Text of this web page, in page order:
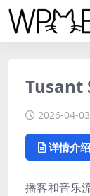
Tusant
2026-04-03
详情介绍
播客和音乐